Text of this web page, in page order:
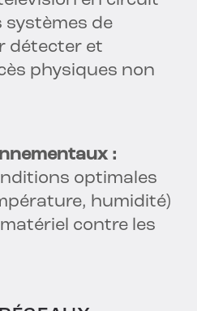
systèmes de
détecter et
physiques non
:
optimales
humidité)
contre les